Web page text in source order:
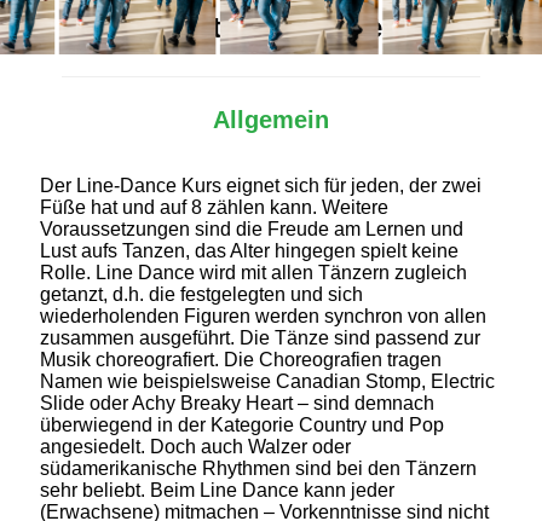
Alles Wichtige auf einen Blick
Allgemein
Der Line-Dance Kurs eignet sich für jeden, der zwei
Füße hat und auf 8 zählen kann. Weitere
Voraussetzungen sind die Freude am Lernen und
Lust aufs Tanzen, das Alter hingegen spielt keine
Rolle. Line Dance wird mit allen Tänzern zugleich
getanzt, d.h. die festgelegten und sich
wiederholenden Figuren werden synchron von allen
zusammen ausgeführt. Die Tänze sind passend zur
Musik choreografiert. Die Choreografien tragen
Namen wie beispielsweise Canadian Stomp, Electric
Slide oder Achy Breaky Heart – sind demnach
überwiegend in der Kategorie Country und Pop
angesiedelt. Doch auch Walzer oder
südamerikanische Rhythmen sind bei den Tänzern
sehr beliebt. Beim Line Dance kann jeder
(Erwachsene) mitmachen – Vorkenntnisse sind nicht